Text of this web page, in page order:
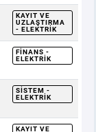
KAYIT VE
UZLAŞTIRMA
- ELEKTRIK
FINANS -
ELEKTRIK
SISTEM -
ELEKTRIK
KAYIT VE